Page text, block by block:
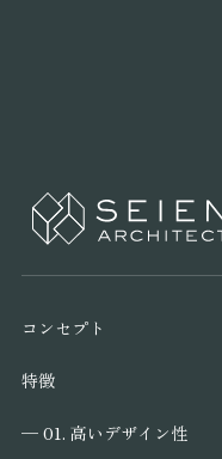
コンセプト
特徴
─ 01. 高いデザイン性